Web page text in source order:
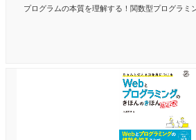
プログラムの本質を理解する！関数型プログラミ